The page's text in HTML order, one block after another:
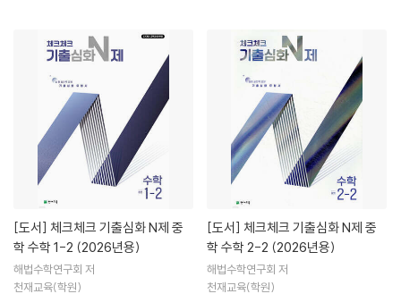
[도서]
학 수학 1-2 (2026년용)
해법수학연구회 저
천재교육(학원)
[도서]
학 수학 2-2 (2026년용)
해법수학연구회 저
천재교육(학원)